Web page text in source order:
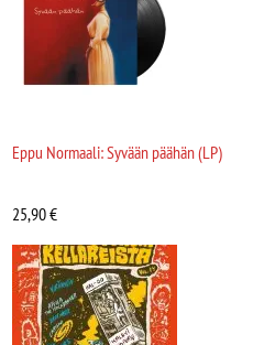
Eppu Normaali: Syvään päähän (LP)
25,90€